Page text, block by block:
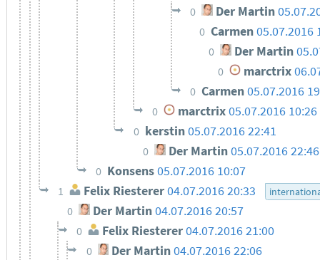
0 Der Martin
0 Carmen05.07.2016
0 Der Martin
0 marctrix
0 Carmen05.07.2016
0 marctrix05.07.2016 10:26
0 kerstin05.07.2016 22:41
0 Der Martin 05.07.2016 22:46
0 Konsens05.07.2016 10:07
1 Felix Riesterer04.07.2016 20:33
0 Der Martin04.07.2016 20:57
0 Felix Riesterer04.07.2016 21:00
0 Der Martin04.07.2016 22:06